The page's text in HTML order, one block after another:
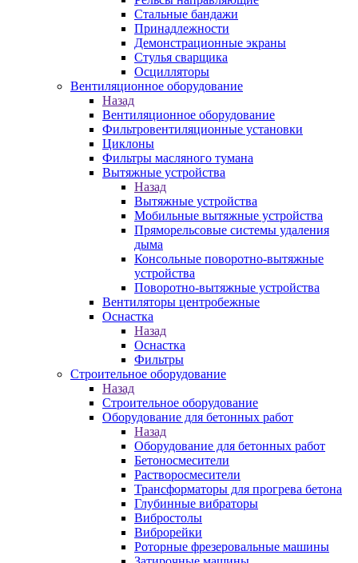
Стальные бандажи
Принадлежности
Демонстрационные экраны
Стулья сварщика
Осцилляторы
Вентиляционное оборудование
Назад
Вентиляционное оборудование
Фильтровентиляционные установки
Циклоны
Фильтры масляного тумана
Вытяжные устройства
Назад
Вытяжные устройства
Мобильные вытяжные устройства
Пряморельсовые системы удаления
дыма
Консольные поворотно-вытяжные
устройства
Поворотно-вытяжные устройства
Вентиляторы центробежные
Оснастка
Назад
Оснастка
Фильтры
Строительное оборудование
Назад
Строительное оборудование
Оборудование для бетонных работ
Назад
Оборудование для бетонных работ
Бетоносмесители
Растворосмесители
Трансформаторы для прогрева бетона
Глубинные вибраторы
Вибростолы
Виброрейки
Роторные фрезеровальные машины